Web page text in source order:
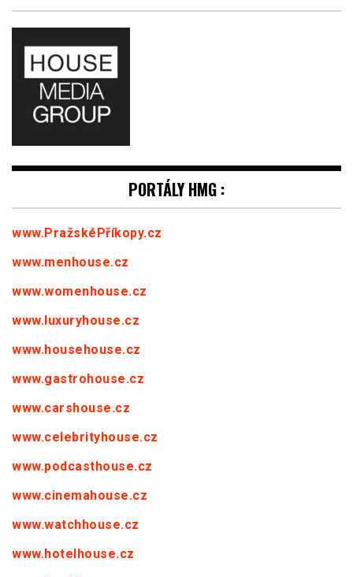
PORTÁLY HMG :
www.PražskéPříkopy.cz
www.menhouse.cz
www.womenhouse.cz
www.luxuryhouse.cz
www.househouse.cz
www.gastrohouse.cz
www.carshouse.cz
www.celebrityhouse.cz
www.podcasthouse.cz
www.cinemahouse.cz
www.watchhouse.cz
www.hotelhouse.cz